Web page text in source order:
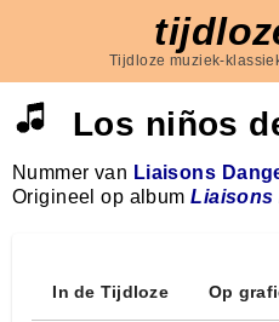
Tijdloze muziek-
Los niños
Nummer van Liaisons
Origineel op albumLiaisons
In de Tijdloze Op